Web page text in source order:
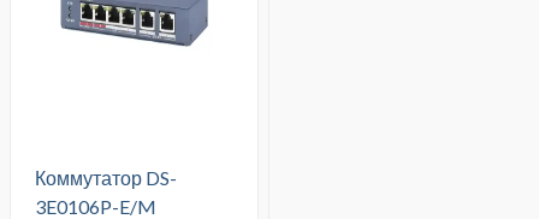
Коммутатор DS-
3E0106P-E/M